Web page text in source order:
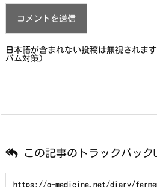
日本語が含まれない投稿は無視されま
パム対策）
この記事のトラックバック